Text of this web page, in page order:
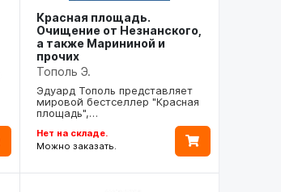
Красная площадь.
Очищение от Незнанского,
а также Марининой и
прочих
Тополь Э.
Эдуард Тополь представляет
мировой бестселлер "Красная
площадь",…
Нет на складе.
Можно заказать.